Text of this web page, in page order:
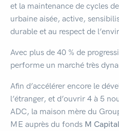
et la maintenance de cycles
urbaine aisée, active,
durable et au respect de
Avec plus de 40 % de
performe un marché très
Afin d’accélérer encore le
l’étranger, et d’ouvrir 4 à 5
ADC, la maison mère du
ME auprès du fonds M